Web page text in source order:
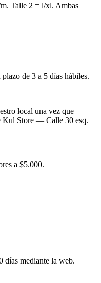
Talle 2 = l/xl. Ambas
de 3 a 5 días hábiles.
local una vez que
Kul Store — Calle 30 esq.
a $5.000.
días mediante la web.